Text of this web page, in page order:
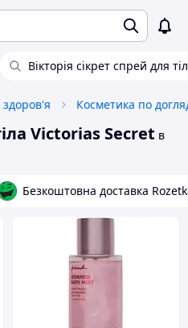
Вікторія сікрет спрей для
Косметика по
Victorias Secret в
Безкоштовна доставка